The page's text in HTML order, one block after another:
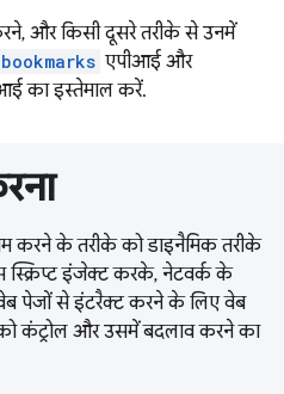
और किसी दूसरे तरीके से उनमें
एपीआई और
का इस्तेमाल करें.
के तरीके को डाइनैमिक तरीके
इंजेक्ट करके, नेटवर्क के
पेजों से इंटरैक्ट करने के लिए वेब
कंट्रोल और उसमें बदलाव करने का